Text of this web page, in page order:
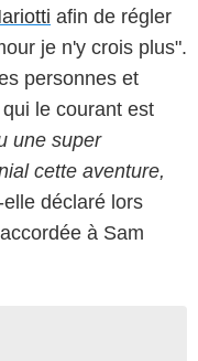
afin de régler
je n'y crois plus".
personnes et
le courant est
une super
cette aventure,
elle déclaré lors
accordée à Sam